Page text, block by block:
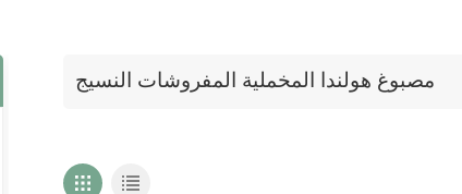
مصبوغ هولندا المخملية المفروشات النسيج